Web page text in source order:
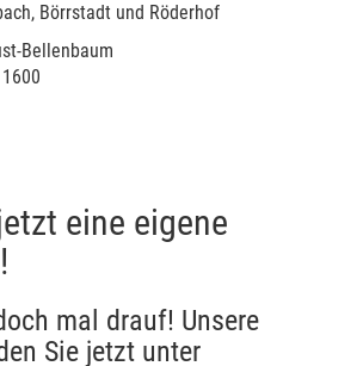
Börrstadt und Röderhof
Bellenbaum
eine eigene
mal drauf! Unsere
Sie jetzt unter